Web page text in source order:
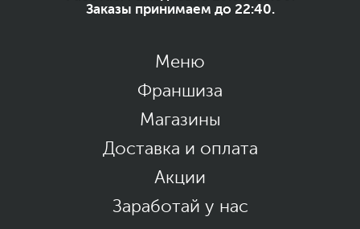
Заказы принимаем до 22:40.
Меню
Франшиза
Магазины
Доставка и оплата
Акции
Заработай у нас